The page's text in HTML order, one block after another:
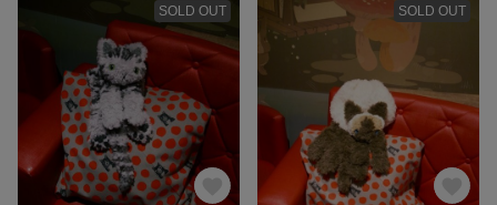
SOLD OUT SOLD OUT